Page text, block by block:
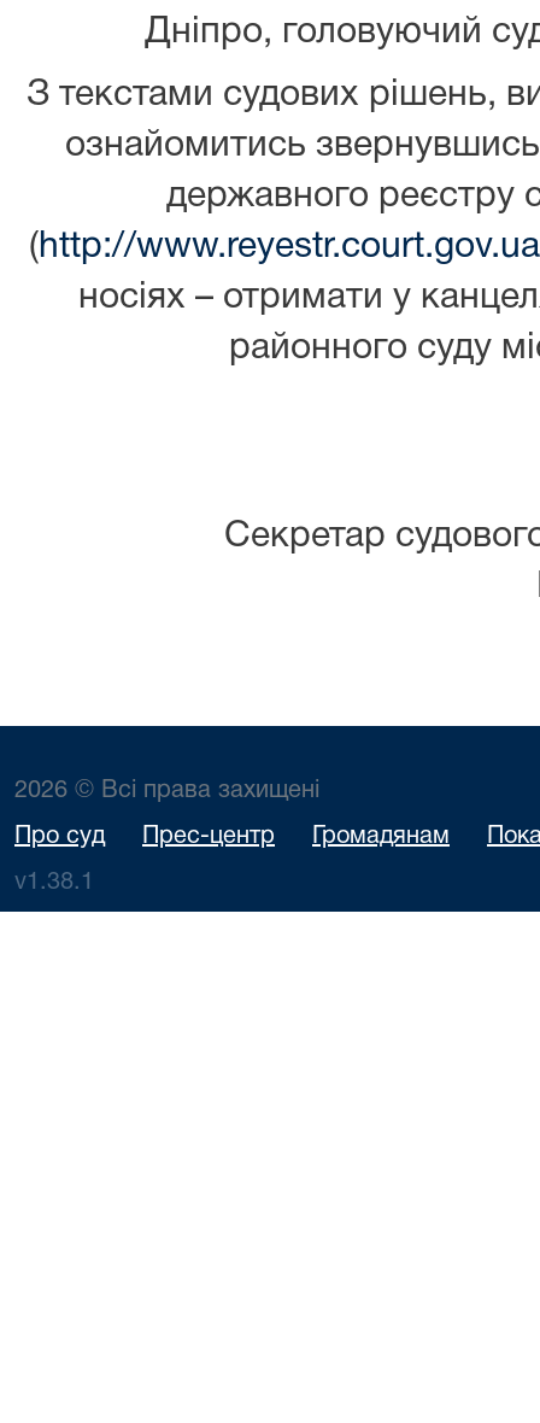
Дніпро, головуючий
З текстами судових рішень,
ознайомитись
державного реєстру
( http://
носіях – отримати у
районного суду
Секретар
2026 © Всі права захищені
Про суд Прес-центр Громадянам
v1.38.1